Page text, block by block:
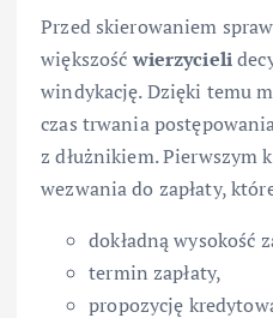
Przed skierowaniem
większośćwierzycieli
windykację. Dzięki temu
czas trwania
z dłużnikiem. Pierwszym
wezwania do zapłaty,
dokładną wysokość
termin zapłaty,
propozycję